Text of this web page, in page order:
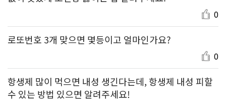
0
로또번호 3개 맞으면 몇등이고 얼마인가요?
0
항생제 많이 먹으면 내성 생긴다는데, 항생제 내성 피할
수 있는 방법 있으면 알려주세요!